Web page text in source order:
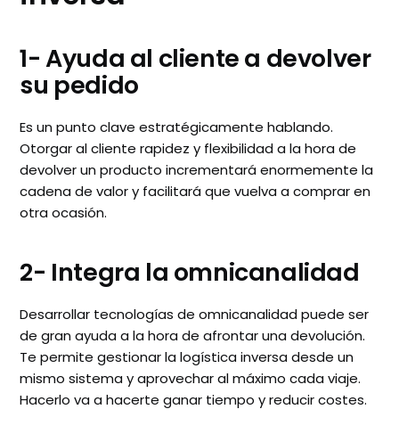
1- Ayuda al cliente a devolver
su pedido
Es un punto clave estratégicamente hablando.
Otorgar al cliente rapidez y flexibilidad a la hora de
devolver un producto incrementará enormemente la
cadena de valor y facilitará que vuelva a comprar en
otra ocasión.
2- Integra la omnicanalidad
Desarrollar tecnologías de omnicanalidad puede ser
de gran ayuda a la hora de afrontar una devolución.
Te permite gestionar la logística inversa desde un
mismo sistema y aprovechar al máximo cada viaje.
Hacerlo va a hacerte ganar tiempo y reducir costes.